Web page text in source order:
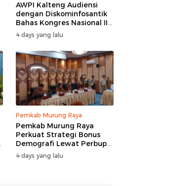
AWPI Kalteng Audiensi
dengan Diskominfosantik
Bahas Kongres Nasional II
AWPI
4 days yang lalu
Pemkab Murung Raya
Pemkab Murung Raya
Perkuat Strategi Bonus
Demografi Lewat Perbup
Nomor 14 Tahun 2026
4 days yang lalu